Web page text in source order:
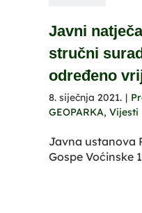
Javni
stručni
određeno
8. siječnja 2021. |
GEOPARKA, Vijesti
Javna ustanova
Gospe Voćinske